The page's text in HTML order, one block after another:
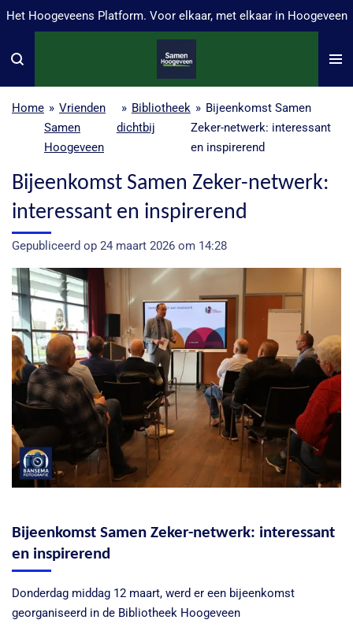
Ga
naar
Het Hoogeveens Platform. Voor elkaar, met elkaar in Hoogeveen
Home » Vrienden
Samen
Hoogeveen
» Bibliotheek
dichtbij
» Bijeenkomst Samen
Zeker-netwerk: interessant
en inspirerend
Bijeenkomst Samen Zeker-netwerk:
interessant en inspirerend
Gepubliceerd op 24 maart 2026 om 14:28
Bijeenkomst Samen Zeker-netwerk: interessant
en inspirerend
Donderdag middag 12 maart, werd er een bijeenkomst
georganiseerd in de Bibliotheek Hoogeveen